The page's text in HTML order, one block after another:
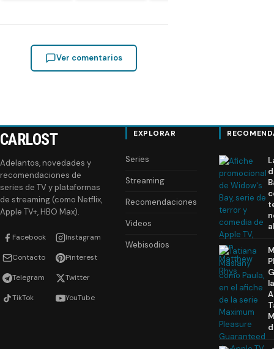
Ver comentarios
CARLOST
Adelantos, novedades y
recomendaciones de
series de TV y plataformas
de streaming (como Netflix,
Apple TV+, HBO Max).
Facebook Instagram
Contacto Pinterest
Telegram Twitter
TikTok YouTube
EXPLORAR
Series
Streaming
Recomendaciones
Videos
Webisodios